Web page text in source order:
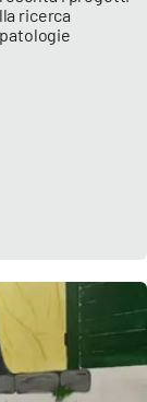
ricerca